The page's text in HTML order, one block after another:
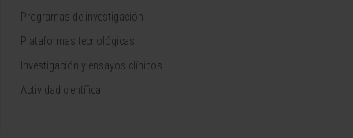
Programas de investigación
Plataformas tecnológicas
Investigación y ensayos clínicos
Actividad científica